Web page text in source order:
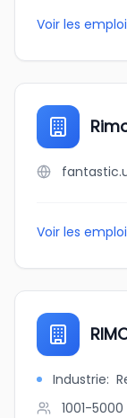
Voir les
Voir les
Industrie:
1001-5000